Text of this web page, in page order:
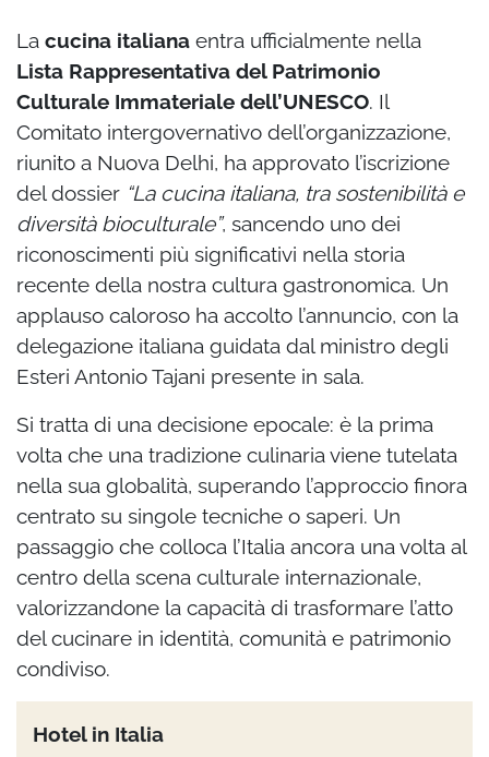
La cucina italiana entra ufficialmente nella
Lista Rappresentativa del Patrimonio
Culturale Immateriale dell’UNESCO. Il
Comitato intergovernativo dell’organizzazione,
riunito a Nuova Delhi, ha approvato l’iscrizione
del dossier “La cucina italiana, tra sostenibilità e
diversità bioculturale”, sancendo uno dei
riconoscimenti più significativi nella storia
recente della nostra cultura gastronomica. Un
applauso caloroso ha accolto l’annuncio, con la
delegazione italiana guidata dal ministro degli
Esteri Antonio Tajani presente in sala.
Si tratta di una decisione epocale: è la prima
volta che una tradizione culinaria viene tutelata
nella sua globalità, superando l’approccio finora
centrato su singole tecniche o saperi. Un
passaggio che colloca l’Italia ancora una volta al
centro della scena culturale internazionale,
valorizzandone la capacità di trasformare l’atto
del cucinare in identità, comunità e patrimonio
condiviso.
Hotel in Italia